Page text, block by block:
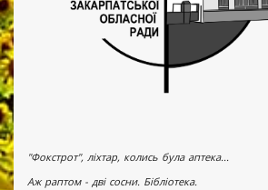
"Фокстрот", ліхтар, колись була аптека...
Аж раптом - дві сосни. Бібліотека.